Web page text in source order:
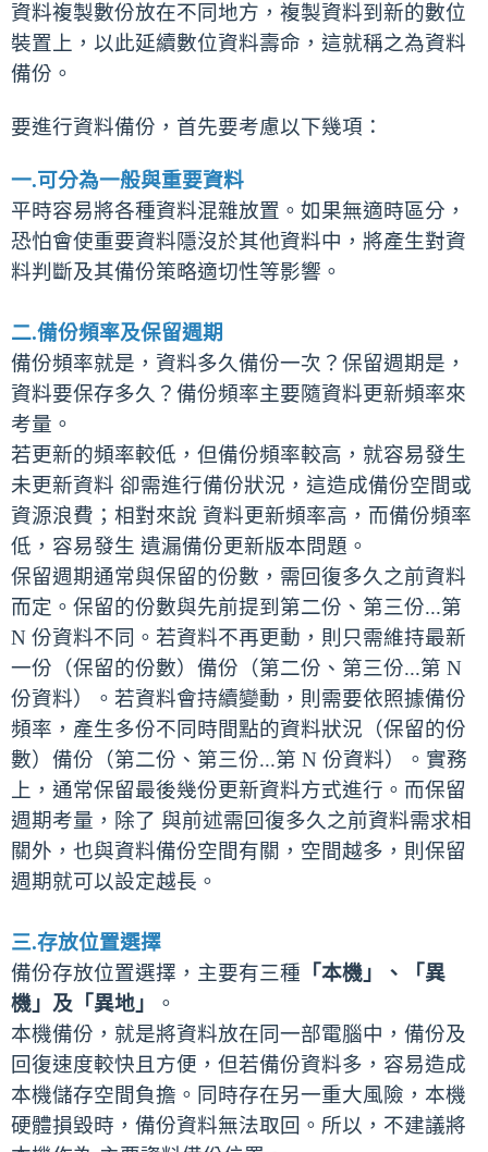
資料複製數份放在不同地方，複製資料到新的數位
裝置上，以此延續數位資料壽命，這就稱之為資料
備份。
要進行資料備份，首先要考慮以下幾項：
一.可分為一般與重要資料
平時容易將各種資料混雜放置。如果無適時區分，
恐怕會使重要資料隱沒於其他資料中，將產生對資
料判斷及其備份策略適切性等影響。
二.備份頻率及保留週期
備份頻率就是，資料多久備份一次？保留週期是，
資料要保存多久？備份頻率主要隨資料更新頻率來
考量。
若更新的頻率較低，但備份頻率較高，就容易發生
未更新資料 卻需進行備份狀況，這造成備份空間或
資源浪費；相對來說 資料更新頻率高，而備份頻率
低，容易發生 遺漏備份更新版本問題。
保留週期通常與保留的份數，需回復多久之前資料
而定。保留的份數與先前提到第二份、第三份...第
N 份資料不同。若資料不再更動，則只需維持最新
一份（保留的份數）備份（第二份、第三份...第 N
份資料）。若資料會持續變動，則需要依照據備份
頻率，產生多份不同時間點的資料狀況（保留的份
數）備份（第二份、第三份...第 N 份資料）。實務
上，通常保留最後幾份更新資料方式進行。而保留
週期考量，除了 與前述需回復多久之前資料需求相
關外，也與資料備份空間有關，空間越多，則保留
週期就可以設定越長。
三.存放位置選擇
備份存放位置選擇，主要有三種 「本機」、「異
機」及「異地」
。
本機備份，就是將資料放在同一部電腦中，備份及
回復速度較快且方便，但若備份資料多，容易造成
本機儲存空間負擔。同時存在另一重大風險，本機
硬體損毀時，備份資料無法取回。所以，不建議將